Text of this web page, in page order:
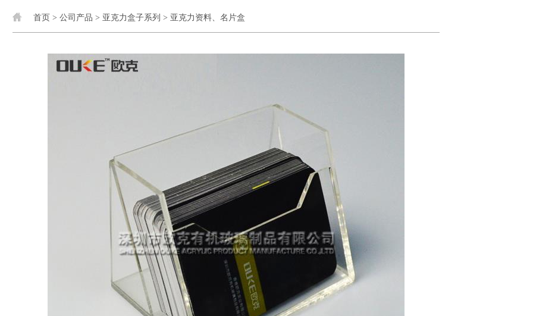
首页 > 公司产品 > 亚克力盒子系列 > 亚克力资料、名片盒